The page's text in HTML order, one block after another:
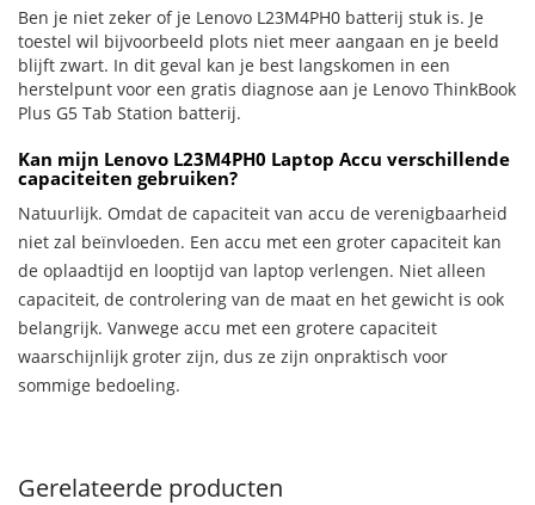
Ben je niet zeker of je Lenovo L23M4PH0 batterij stuk is. Je
toestel wil bijvoorbeeld plots niet meer aangaan en je beeld
blijft zwart. In dit geval kan je best langskomen in een
herstelpunt voor een gratis diagnose aan je Lenovo ThinkBook
Plus G5 Tab Station batterij.
Kan mijn Lenovo L23M4PH0 Laptop Accu verschillende
capaciteiten gebruiken?
Natuurlijk. Omdat de capaciteit van accu de verenigbaarheid
niet zal beïnvloeden. Een accu met een groter capaciteit kan
de oplaadtijd en looptijd van laptop verlengen. Niet alleen
capaciteit, de controlering van de maat en het gewicht is ook
belangrijk. Vanwege accu met een grotere capaciteit
waarschijnlijk groter zijn, dus ze zijn onpraktisch voor
sommige bedoeling.
Gerelateerde producten